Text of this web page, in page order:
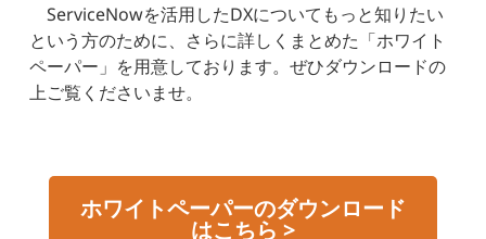
ServiceNowを活用したDXについてもっと知りたい
という方のために、さらに詳しくまとめた「ホワイト
ペーパー」を用意しております。ぜひダウンロードの
上ご覧くださいませ。
ホワイトペーパーのダウンロード
はこちら >